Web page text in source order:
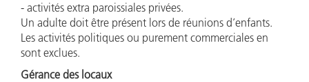
- activités extra paroissiales privées.
Un adulte doit être présent lors de réunions d’enfants.
Les activités politiques ou purement commerciales en
sont exclues.
Gérance des locaux